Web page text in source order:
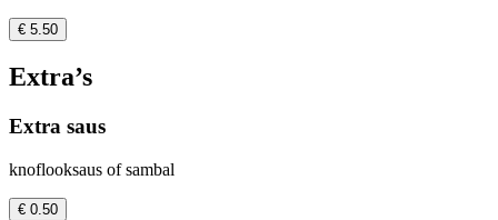
€ 5.50
Extra’s
Extra saus
knoflooksaus of sambal
€ 0.50